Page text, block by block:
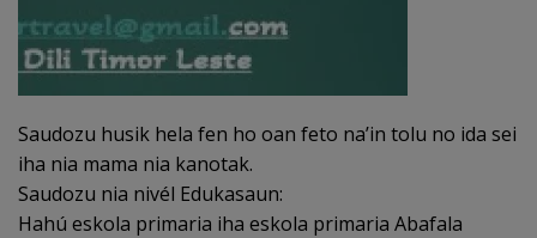
Saudozu husik hela fen ho oan feto na’in tolu no ida sei
iha nia mama nia kanotak.
Saudozu nia nivél Edukasaun:
Hahú eskola primaria iha eskola primaria Abafala